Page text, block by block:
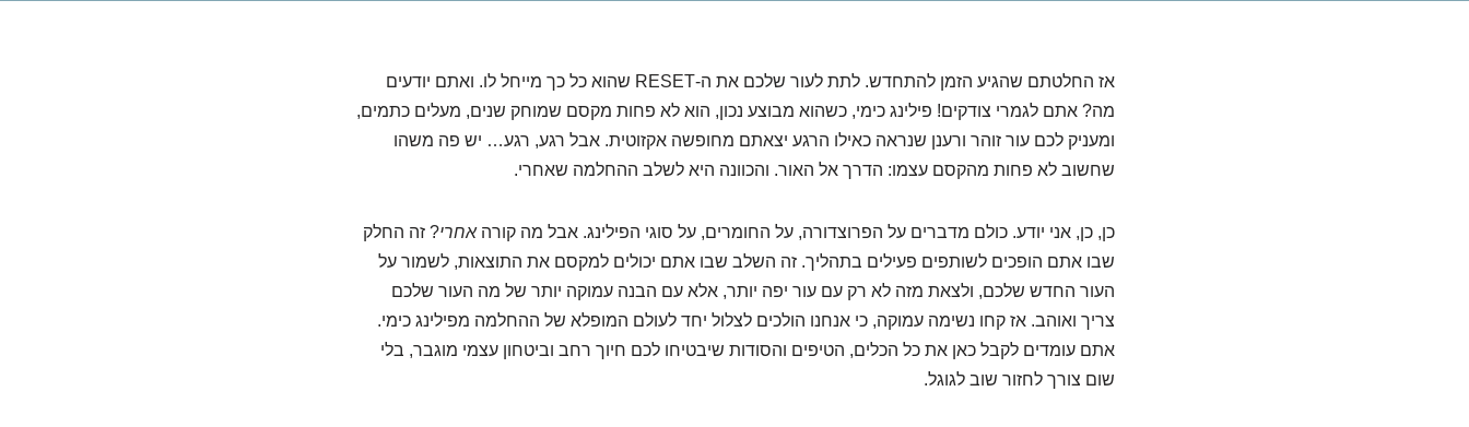
אז החלטתם שהגיע הזמן להתחדש. לתת לעור שלכם את ה-RESET שהוא כל כך מייחל לו. ואתם יודעים
מה? אתם לגמרי צודקים! פילינג כימי, כשהוא מבוצע נכון, הוא לא פחות מקסם שמוחק שנים, מעלים כתמים,
ומעניק לכם עור זוהר ורענן שנראה כאילו הרגע יצאתם מחופשה אקזוטית. אבל רגע, רגע… יש פה משהו
שחשוב לא פחות מהקסם עצמו: הדרך אל האור. והכוונה היא לשלב ההחלמה שאחרי.
כן, כן, אני יודע. כולם מדברים על הפרוצדורה, על החומרים, על סוגי הפילינג. אבל מה קורהאחרי? זה החלק
שבו אתם הופכים לשותפים פעילים בתהליך. זה השלב שבו אתם יכולים למקסם את התוצאות, לשמור על
העור החדש שלכם, ולצאת מזה לא רק עם עור יפה יותר, אלא עם הבנה עמוקה יותר של מה העור שלכם
צריך ואוהב. אז קחו נשימה עמוקה, כי אנחנו הולכים לצלול יחד לעולם המופלא של ההחלמה מפילינג כימי.
אתם עומדים לקבל כאן את כל הכלים, הטיפים והסודות שיבטיחו לכם חיוך רחב וביטחון עצמי מוגבר, בלי
שום צורך לחזור שוב לגוגל.